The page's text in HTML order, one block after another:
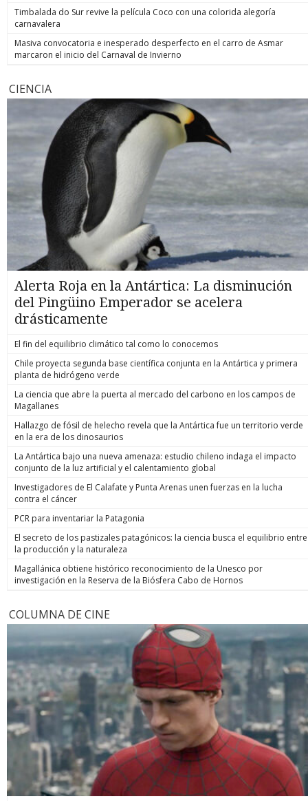
Timbalada do Sur revive la película Coco con una colorida alegoría
carnavalera
Masiva convocatoria e inesperado desperfecto en el carro de Asmar
marcaron el inicio del Carnaval de Invierno
CIENCIA
Alerta Roja en la Antártica: La disminución
del Pingüino Emperador se acelera
drásticamente
El fin del equilibrio climático tal como lo conocemos
Chile proyecta segunda base científica conjunta en la Antártica y primera
planta de hidrógeno verde
La ciencia que abre la puerta al mercado del carbono en los campos de
Magallanes
Hallazgo de fósil de helecho revela que la Antártica fue un territorio verde
en la era de los dinosaurios
La Antártica bajo una nueva amenaza: estudio chileno indaga el impacto
conjunto de la luz artificial y el calentamiento global
Investigadores de El Calafate y Punta Arenas unen fuerzas en la lucha
contra el cáncer
PCR para inventariar la Patagonia
El secreto de los pastizales patagónicos: la ciencia busca el equilibrio entre
la producción y la naturaleza
Magallánica obtiene histórico reconocimiento de la Unesco por
investigación en la Reserva de la Biósfera Cabo de Hornos
COLUMNA DE CINE